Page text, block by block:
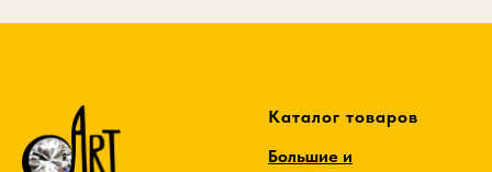
Каталог товаров
Большие и